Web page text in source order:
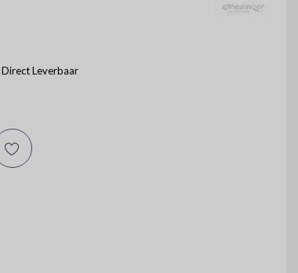
Direct Leverbaar